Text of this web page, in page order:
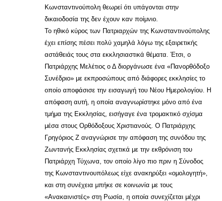
Κωνσταντινούπολη θεωρεί ότι υπάγονται στην
δικαιοδοσία της δεν έχουν καν ποίμνιο.
Το ηθικό κύρος των Πατριαρχών της Κωνσταντινούπολης
έχει επίσης πέσει πολύ χαμηλά λόγω της εξαιρετικής
αστάθειάς τους στα εκκλησιαστικά θέματα. Έτσι, ο
Πατριάρχης Μελέτιος ο Δ διοργάνωσε ένα «Πανορθόδοξο
Συνέδριο» με εκπροσώπους από διάφορες εκκλησίες το
οποίο αποφάσισε την εισαγωγή του Νέου Ημερολογίου. Η
απόφαση αυτή, η οποία αναγνωρίστηκε μόνο από ένα
τμήμα της Εκκλησίας, εισήγαγε ένα τρομακτικό σχίσμα
μέσα στους Ορθόδοξους Χριστιανούς. Ο Πατριάρχης
Γρηγόριος Ζ αναγνώρισε την απόφαση της συνόδου της
Ζωντανής Εκκλησίας σχετικά με την εκθρόνιση του
Πατριάρχη Τύχωνα, τον οποίο λίγο πιο πριν η Σύνοδος
της Κωνσταντινουπόλεως είχε ανακηρύξει «ομολογητή»,
και στη συνέχεια μπήκε σε κοινωνία με τους
«Ανακαινιστές» στη Ρωσία, η οποία συνεχίζεται μέχρι